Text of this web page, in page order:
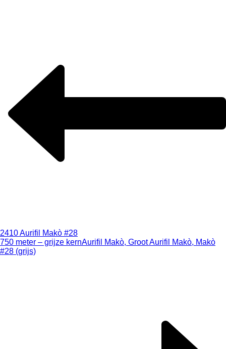
2410 Aurifil Makò #28
750 meter – grijze kernAurifil Makò, Groot Aurifil Makò, Makò
#28 (grijs)